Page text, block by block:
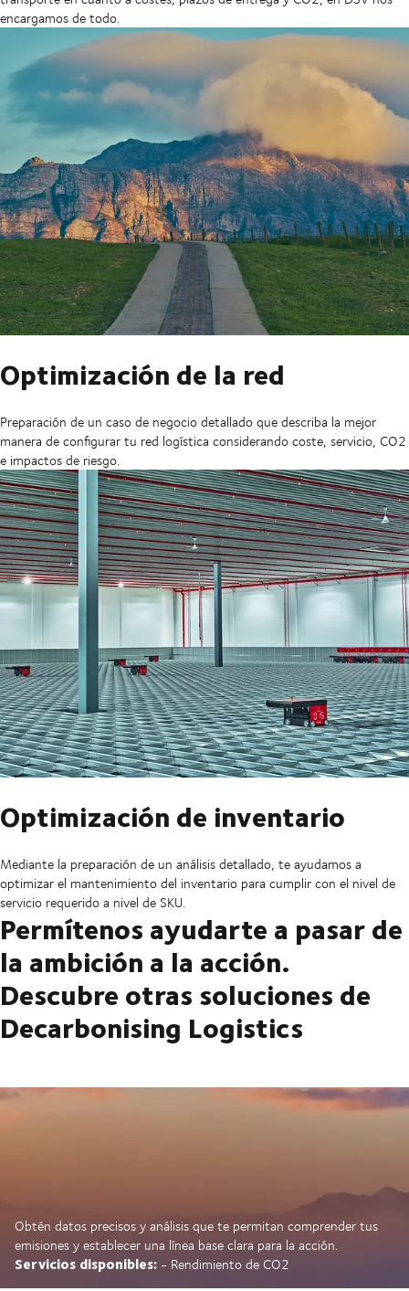
encargamos de todo.
Optimización de la red
Preparación de un caso de negocio detallado que describa la mejor
manera de configurar tu red logística considerando coste, servicio, CO2
e impactos de riesgo.
Optimización de inventario
Mediante la preparación de un análisis detallado, te ayudamos a
optimizar el mantenimiento del inventario para cumplir con el nivel de
servicio requerido a nivel de SKU.
Permítenos ayudarte a pasar de
la ambición a la acción.
Descubre otras soluciones de
Decarbonising Logistics
Obtén datos precisos y análisis que te permitan comprender tus
emisiones y establecer una línea base clara para la acción.
Servicios disponibles: - Rendimiento de CO2